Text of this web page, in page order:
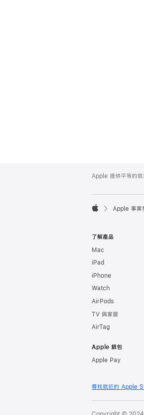
Footer
Apple 提供平等的就

Apple 事業
了解產品
Mac
iPad
iPhone
Watch
AirPods
TV 與家居
AirTag
Apple 銀包
Apple Pay
尋找就近的 Apple